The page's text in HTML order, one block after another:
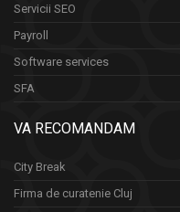
Servicii SEO
Payroll
Software services
SFA
VA RECOMANDAM
City Break
Firma de curatenie Cluj